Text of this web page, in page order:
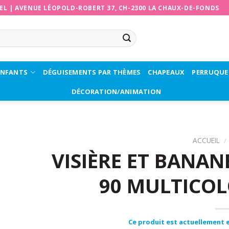
|AVENUE LÉOPOLD-ROBERT 37, CH-2300 LA CHAUX-DE-FONDS
DÉGUISEMENTS PAR THÈMES CHAPEAUX
DÉCORATION/ANIMATION
ACCUEIL /
VISIÈRE ET
90
Ce produit est actuellement